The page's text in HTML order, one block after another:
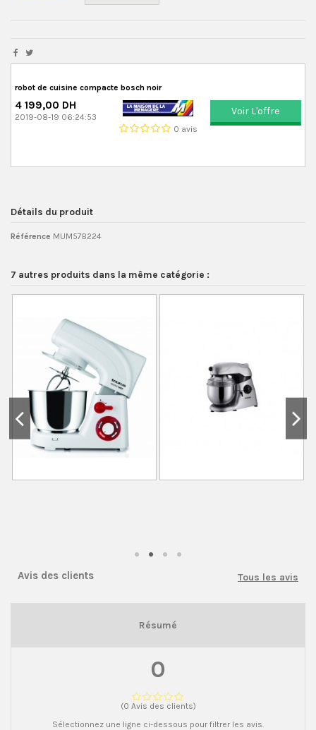
robot de cuisine compacte bosch noir
4 199,00 DH
2019-08-19 06:24:53
0 avis
Voir L'offre
Détails du produit
Référence MUM57B224
7 autres produits dans la même catégorie :
Avis des clients Tous les avis
Résumé
0
(0 Avis des clients)
Sélectionnez une ligne ci-dessous pour filtrer les avis.